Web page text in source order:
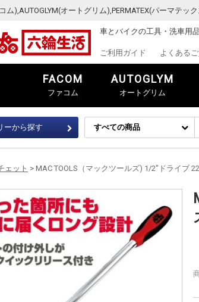
ム),AUTOGLYM(オートグリム),PERMATEX(パーマテ
車とバイクの工具・洗車用
ご利用ガイド よくある
FACOM
ファコム
AUTOGLYM
オートグリム
ーから探す
ェット > MAC TOOLS（マックツールズ) 1/2"ドライブ